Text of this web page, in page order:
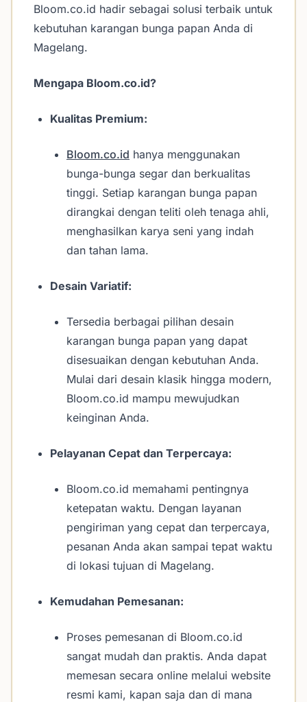
Bloom.co.id hadir sebagai solusi terbaik untuk
kebutuhan karangan bunga papan Anda di
Magelang.
Mengapa Bloom.co.id?
Kualitas Premium:
Bloom.co.id hanya menggunakan
bunga-bunga segar dan berkualitas
tinggi. Setiap karangan bunga papan
dirangkai dengan teliti oleh tenaga ahli,
menghasilkan karya seni yang indah
dan tahan lama.
Desain Variatif:
Tersedia berbagai pilihan desain
karangan bunga papan yang dapat
disesuaikan dengan kebutuhan Anda.
Mulai dari desain klasik hingga modern,
Bloom.co.id mampu mewujudkan
keinginan Anda.
Pelayanan Cepat dan Terpercaya:
Bloom.co.id memahami pentingnya
ketepatan waktu. Dengan layanan
pengiriman yang cepat dan terpercaya,
pesanan Anda akan sampai tepat waktu
di lokasi tujuan di Magelang.
Kemudahan Pemesanan:
Proses pemesanan di Bloom.co.id
sangat mudah dan praktis. Anda dapat
memesan secara online melalui website
resmi kami, kapan saja dan di mana